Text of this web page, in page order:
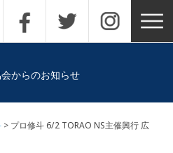
からのお知らせ
プロ修斗 6/2 TORAO NS主催興行 広